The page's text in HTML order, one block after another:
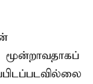
மூன்றாவதாகப்